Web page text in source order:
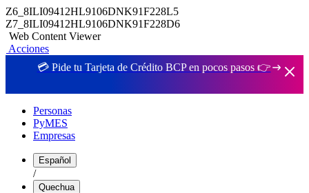
Z6_8ILI09412HL9106DNK91F228L5
Z7_8ILI09412HL9106DNK91F228D6
Web Content Viewer
Acciones
💳 Pide tu Tarjeta de Crédito BCP en pocos pasos 👉
Personas
PyMES
Empresas
Español
/
Quechua